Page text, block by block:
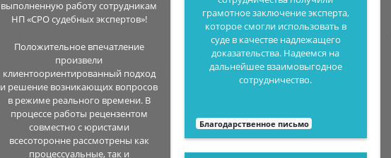
грамотное заключение эксперта,
которое смогли использовать в
суде в качестве надлежащего
доказательства. Надеемся на
дальнейшее взаимовыгодное
сотрудничество.
Благодарственное письмо
выполненную работу сотрудникам
НП «СРО судебных экспертов»!
Положительное впечатление
произвели
клиентоориентированный подход
и решение возникающих вопросов
в режиме реального времени. В
процессе работы рецензентом
совместно с юристами
всесоторонне рассмотрены как
процессуальные, так и